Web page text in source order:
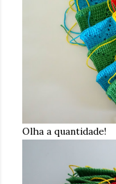
Olha a quantidade!